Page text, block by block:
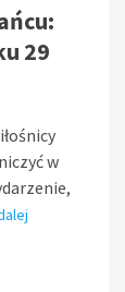
29
w